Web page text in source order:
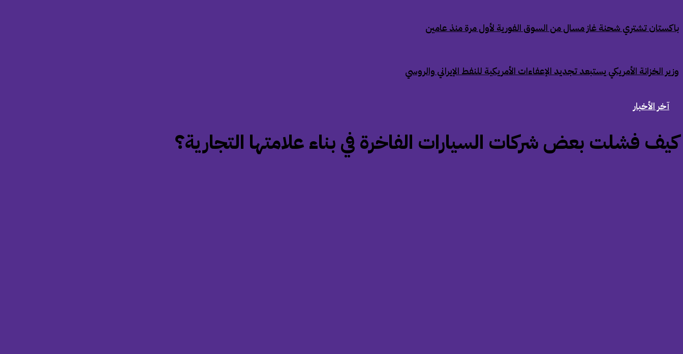
‏باكستان تشتري شحنة غاز مسال من السوق الفورية لأول مرة منذ عامين
‏وزير الخزانة الأمريكي يستبعد تجديد الإعفاءات الأمريكية للنفط الإيراني والروسي
آخر الأخبار
‏كيف فشلت بعض شركات السيارات الفاخرة في بناء علامتها التجارية؟